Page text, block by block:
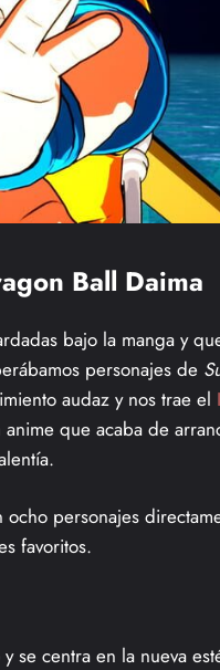
Ball Daima
bajo la manga y
personajes de
audaz y nos trae el
que acaba de
personajes
favoritos.
se centra en la nueva